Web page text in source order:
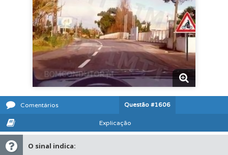
Comentários Questão #1606
Explicação
O sinal indica: